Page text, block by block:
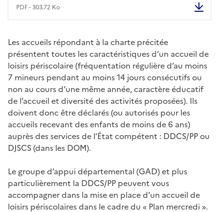
PDF - 303.72 Ko
La
Les accueils répondant à la charte précitée
présentent toutes les caractéristiques d’un accueil de
loisirs périscolaire (fréquentation régulière d’au moins
7 mineurs pendant au moins 14 jours consécutifs ou
non au cours d’une même année, caractère éducatif
de l’accueil et diversité des activités proposées). Ils
doivent donc être déclarés (ou autorisés pour les
accueils recevant des enfants de moins de 6 ans)
auprès des services de l’État compétent : DDCS/PP ou
DJSCS (dans les DOM).
Le groupe d’appui départemental (GAD) et plus
particulièrement la DDCS/PP peuvent vous
accompagner dans la mise en place d’un accueil de
loisirs périscolaires dans le cadre du « Plan mercredi ».